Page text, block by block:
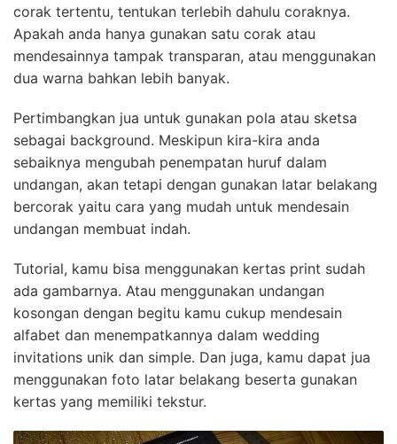
corak tertentu, tentukan terlebih dahulu coraknya.
Apakah anda hanya gunakan satu corak atau
mendesainnya tampak transparan, atau menggunakan
dua warna bahkan lebih banyak.
Pertimbangkan jua untuk gunakan pola atau sketsa
sebagai background. Meskipun kira-kira anda
sebaiknya mengubah penempatan huruf dalam
undangan, akan tetapi dengan gunakan latar belakang
bercorak yaitu cara yang mudah untuk mendesain
undangan membuat indah.
Tutorial, kamu bisa menggunakan kertas print sudah
ada gambarnya. Atau menggunakan undangan
kosongan dengan begitu kamu cukup mendesain
alfabet dan menempatkannya dalam wedding
invitations unik dan simple. Dan juga, kamu dapat jua
menggunakan foto latar belakang beserta gunakan
kertas yang memiliki tekstur.